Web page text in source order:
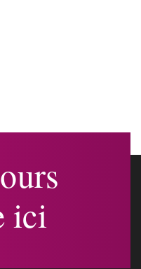
ici